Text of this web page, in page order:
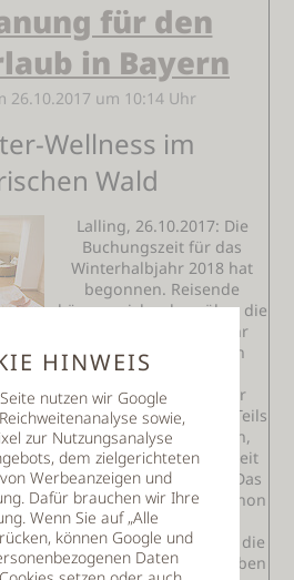
für den
in Bayern
26.10.2017 um 10:14 Uhr
Wellness im
Wald
Lalling, 26.10.2017: Die
Buchungszeit für das
Winterhalbjahr 2018 hat
begonnen. Reisende
können sich schon über die
Preis für das neue Jahr
informieren und auch
schon die nächsten
Fest zum Reisekalender
Wellnessurlaub im Winter. Teils
wie Skifahren, Langlaufen,
oder einfach nur als Auszeit
Beauty, Baden und Sauna. Das
Wald bietet wie schon
Jahren wieder seine beliebte
an. In der Pauschale, die
buchbar ist, beinhaltet neben
HINWEIS
nutzen wir Google
sowie,
zur Nutzungsanalyse
dem zielgerichteten
Werbeanzeigen und
Dafür brauchen wir Ihre
Wenn Sie auf „Alle
können Google und
Daten